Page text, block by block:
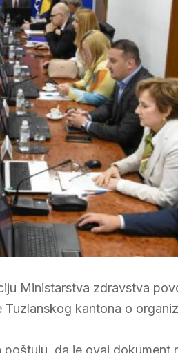
Ministarstva zdravstva
kantona o
da je ovaj dokument